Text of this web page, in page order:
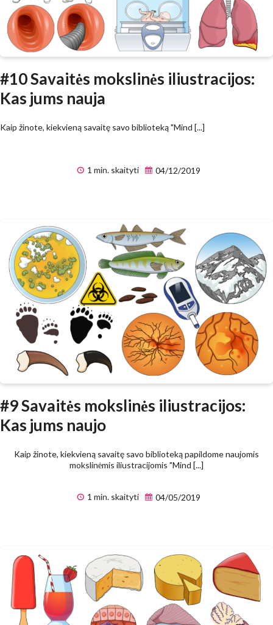
#10 Savaitės mokslinės iliustracijos:
Kas jums nauja
Kaip žinote, kiekvieną savaitę savo biblioteką "Mind [...]
1 min. skaityti 04/12/2019
#9 Savaitės mokslinės iliustracijos:
Kas jums naujo
Kaip žinote, kiekvieną savaitę savo biblioteką papildome naujomis
mokslinėmis iliustracijomis "Mind [...]
1 min. skaityti 04/05/2019